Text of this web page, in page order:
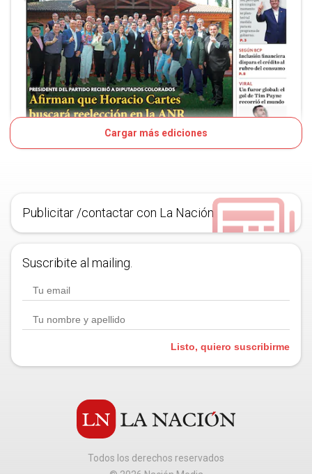
Cargar más ediciones
Publicitar /contactar con La Nación
Suscribite al mailing.
Listo, quiero suscribirme
Todos los derechos reservados